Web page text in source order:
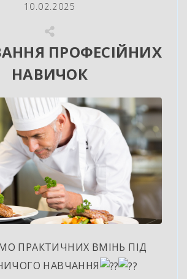
10.02.2025
ПРОФЕСІЙНИХ
НАВИЧОК
ПРАКТИЧНИХ ВМІНЬ ПІД
НАВЧАННЯ